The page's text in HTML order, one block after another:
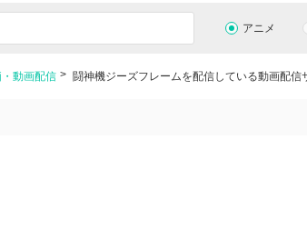
アニメ
動画配信 闘神機ジーズフレームを配信している動画配信